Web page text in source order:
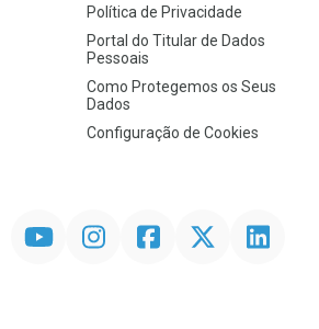
Política de Privacidade
Portal do Titular de Dados
Pessoais
Como Protegemos os Seus
Dados
Configuração de Cookies
InstagramFacebookTwitter Linkedin